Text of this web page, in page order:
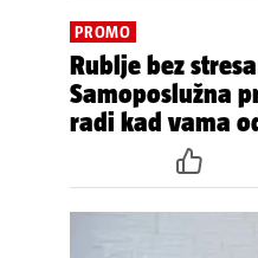
PROMO
Rublje bez
Samoposlužna
radi kad vama